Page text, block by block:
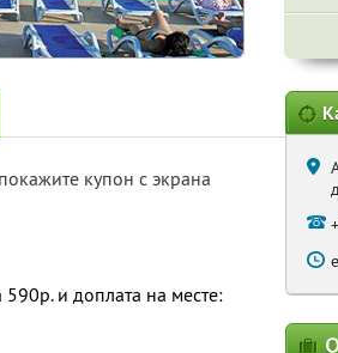
купон с экрана
и доплата на месте: